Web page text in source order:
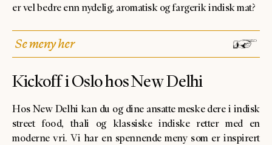
er vel bedre enn nydelig, aromatisk og fargerik indisk mat?
Se meny her
Kickoff i Oslo hos New Delhi
Hos New Delhi kan du og dine ansatte meske dere i indisk
street food, thali og klassiske indiske retter med en
moderne vri. Vi har en spennende meny som er inspirert